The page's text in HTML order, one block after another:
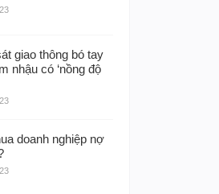
giao thông bó tay
nhậu có ‘nồng độ
doanh nghiệp nợ